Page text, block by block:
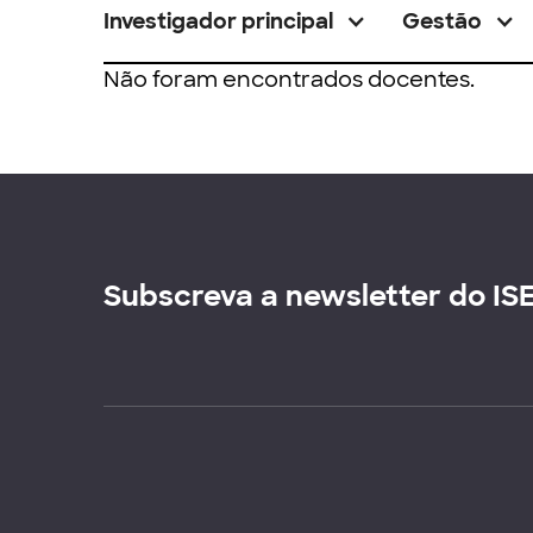
Investigador principal Gestão
Não foram encontrados docentes.
Subscreva a newsletter do